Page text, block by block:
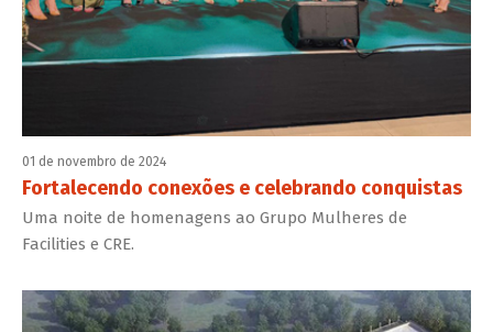
01 de novembro de 2024
Fortalecendo conexões e celebrando conquistas
Uma noite de homenagens ao Grupo Mulheres de
Facilities e CRE.